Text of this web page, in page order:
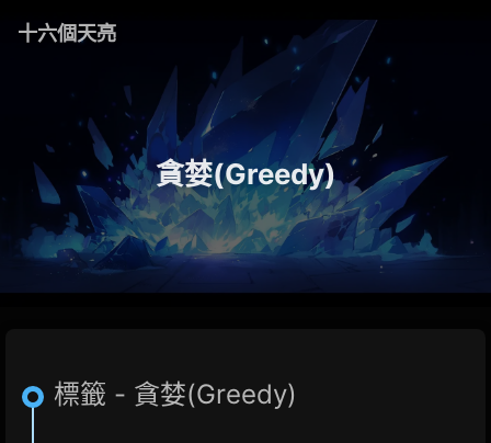
十六個天亮
貪婪(Greedy)
標籤 - 貪婪(Greedy)